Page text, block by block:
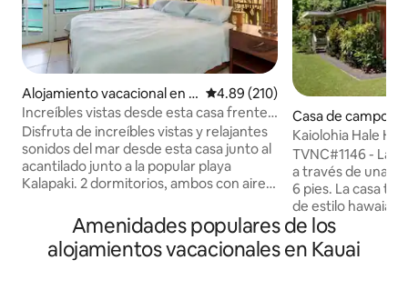
Alojamiento vacacional en Li
hue
Calificación promedio: 4.89 de
4.89 (210)
Increíbles vistas desde esta casa frente
al mar
Disfruta de increíbles vistas y relajantes
sonidos del mar desde esta casa junto al
acantilado junto a la popular playa
Kalapaki. 2 dormitorios, ambos con aire
y las montañas. El dormitorio principal
con baño tiene una cama tamaño king. El
segundo bd tiene una cama tamaño
Casa de campo
Kaiolohia Hale
Tunnels Beach
TVNC#1146 - La entrada cerrada te lleva
a través de una
6 pies. La casa trasera, a nivel del suelo,
de estilo
escondida de
casa principal de
patio trasero
Amenidades populares de los
alojamientos vacacionales en Kauai